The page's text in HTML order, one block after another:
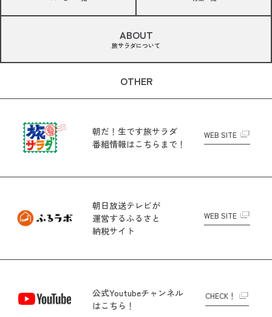
ABOUT
旅サラダについて
OTHER
朝だ！生です旅サラダ
番組情報はこちらまで！
WEB SITE
朝日放送テレビが
運営するふるさと
納税サイト
WEB SITE
公式Youtubeチャンネル
はこちら！
CHECK！